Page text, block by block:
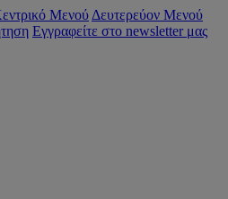
Μενού Δευτερεύον Μενού
Εγγραφείτε στο newsletter μας